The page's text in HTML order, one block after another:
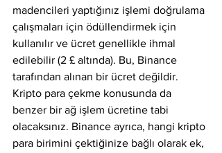
madencileri yaptığınız işlemi doğrulama
çalışmaları için ödüllendirmek için
kullanılır ve ücret genellikle ihmal
edilebilir (2 £ altında). Bu, Binance
tarafından alınan bir ücret değildir.
Kripto para çekme konusunda da
benzer bir ağ işlem ücretine tabi
olacaksınız. Binance ayrıca, hangi kripto
para birimini çektiğinize bağlı olarak ek,